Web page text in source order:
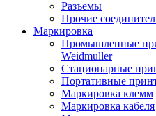
Разъемы
Прочие
Маркировка
Промышленные
Weidmuller
Стационарные
Портативные
Маркировка клемм
Маркировка кабеля